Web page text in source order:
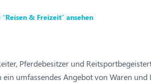
& Freizeit” ansehen
Pferdebesitzer und
umfassendes Angebot von Waren